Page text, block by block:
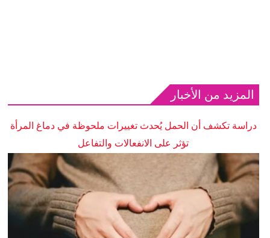
المزيد من الأخبار
دراسة تكشف أن الحمل يُحدث تغييرات ملحوظة في دماغ المرأة
تؤثر على الانفعالات والتفاعل